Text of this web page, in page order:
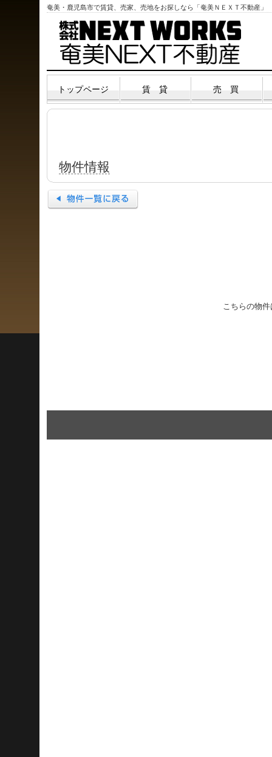
奄美・鹿児島市で賃貸、売家、売地をお探しなら「奄美ＮＥＸＴ不動産」
トップページ 賃 貸 売 買
物件情報
こちらの物